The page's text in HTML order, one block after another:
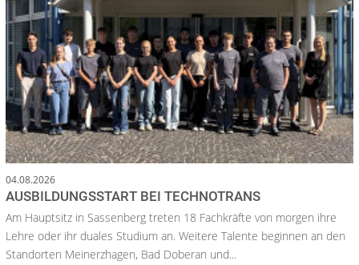
04.08.2026
AUSBILDUNGSSTART BEI TECHNOTRANS
Am Hauptsitz in Sassenberg treten 18 Fachkräfte von morgen ihre
Lehre oder ihr duales Studium an. Weitere Talente beginnen an den
Standorten Meinerzhagen, Bad Doberan und...